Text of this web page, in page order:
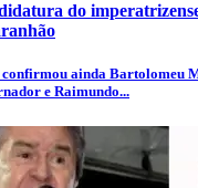
do
ainda Bartolomeu
e Raimundo...